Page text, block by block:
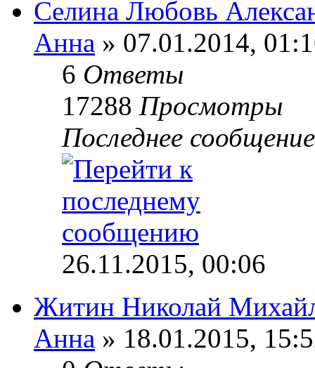
Селина Любовь
Анна » 07.01.2014,
6 Ответы
17288 Просмотры
Последнее
26.11.2015, 00:06
Житин Николай
Анна » 18.01.2015,